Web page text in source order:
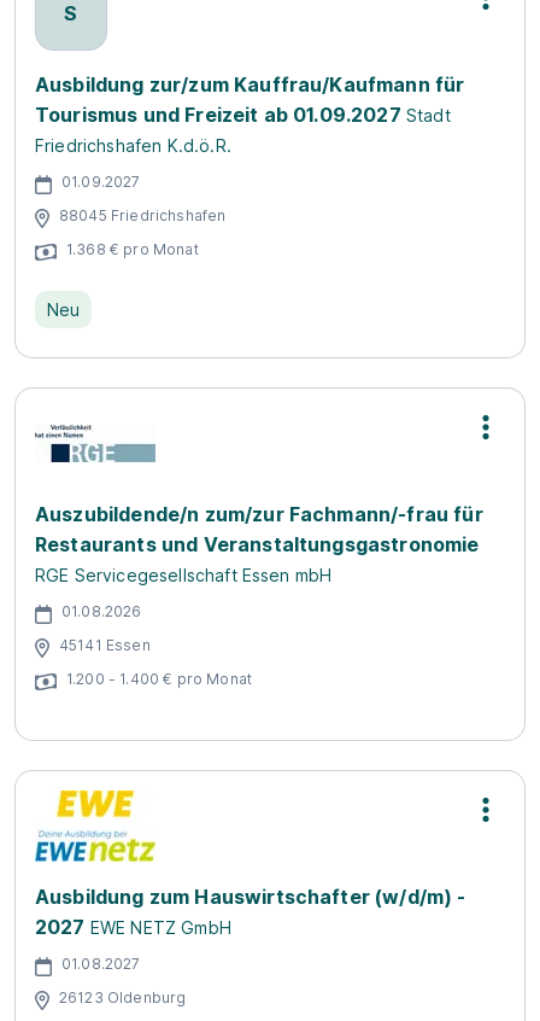
S
Ausbildung zur/zum Kauffrau/Kaufmann für
Tourismus und Freizeit ab 01.09.2027 Stadt
Friedrichshafen K.d.ö.R.
01.09.2027
88045 Friedrichshafen
1.368 € pro Monat
Neu
Auszubildende/n zum/zur Fachmann/-frau für
Restaurants und Veranstaltungsgastronomie
RGE Servicegesellschaft Essen mbH
01.08.2026
45141 Essen
1.200 - 1.400 € pro Monat
Ausbildung zum Hauswirtschafter (w/d/m) -
2027 EWE NETZ GmbH
01.08.2027
26123 Oldenburg